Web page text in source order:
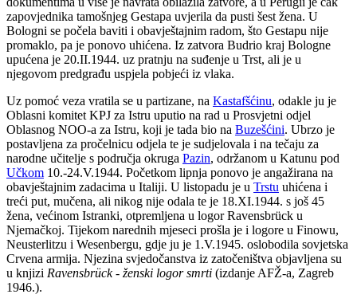
zapovjednika tamošnjeg Gestapa uvjerila da pusti šest žena. U
Bologni se počela baviti i obavještajnim radom, što Gestapu nije
promaklo, pa je ponovo uhićena. Iz zatvora Budrio kraj Bologne
upućena je 20.II.1944. uz pratnju na suđenje u Trst, ali je u
njegovom predgrađu uspjela pobjeći iz vlaka.
Uz pomoć veza vratila se u partizane, na Kastafšćinu, odakle ju je
Oblasni komitet KPJ za Istru uputio na rad u Prosvjetni odjel
Oblasnog NOO-a za Istru, koji je tada bio na Buzešćini. Ubrzo je
postavljena za pročelnicu odjela te je sudjelovala i na tečaju za
narodne učitelje s područja okruga Pazin, održanom u Katunu pod
Učkom 10.-24.V.1944. Početkom lipnja ponovo je angažirana na
obavještajnim zadacima u Italiji. U listopadu je u Trstu uhićena i
treći put, mučena, ali nikog nije odala te je 18.XI.1944. s još 45
žena, većinom Istranki, otpremljena u logor Ravensbrück u
Njemačkoj. Tijekom narednih mjeseci prošla je i logore u Finowu,
Neusterlitzu i Wesenbergu, gdje ju je 1.V.1945. oslobodila sovjetska
Crvena armija. Njezina svjedočanstva iz zatočeništva objavljena su
u knjizi Ravensbrück - ženski logor smrti (izdanje AFŽ-a, Zagreb
1946.).